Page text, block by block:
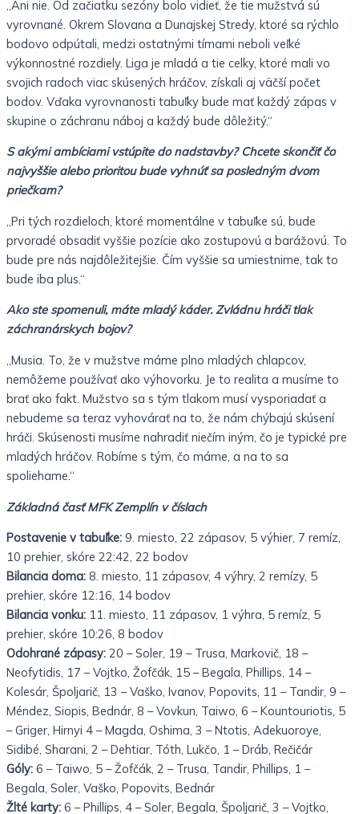
„Ani nie. Od začiatku sezóny bolo vidieť, že tie mužstvá sú
vyrovnané. Okrem Slovana a Dunajskej Stredy, ktoré sa rýchlo
bodovo odpútali, medzi ostatnými tímami neboli veľké
výkonnostné rozdiely. Liga je mladá a tie celky, ktoré mali vo
svojich radoch viac skúsených hráčov, získali aj väčší počet
bodov. Vďaka vyrovnanosti tabuľky bude mať každý zápas v
skupine o záchranu náboj a každý bude dôležitý.“
S akými ambíciami vstúpite do nadstavby? Chcete skončiť čo
najvyššie alebo prioritou bude vyhnúť sa posledným dvom
priečkam?
„Pri tých rozdieloch, ktoré momentálne v tabuľke sú, bude
prvoradé obsadiť vyššie pozície ako zostupovú a barážovú. To
bude pre nás najdôležitejšie. Čím vyššie sa umiestnime, tak to
bude iba plus.“
Ako ste spomenuli, máte mladý káder. Zvládnu hráči tlak
záchranárskych bojov?
„Musia. To, že v mužstve máme plno mladých chlapcov,
nemôžeme používať ako výhovorku. Je to realita a musíme to
brať ako fakt. Mužstvo sa s tým tlakom musí vysporiadať a
nebudeme sa teraz vyhovárať na to, že nám chýbajú skúsení
hráči. Skúsenosti musíme nahradiť niečím iným, čo je typické pre
mladých hráčov. Robíme s tým, čo máme, a na to sa
spoliehame.“
Základná časť MFK Zemplín v číslach
Postavenie v tabuľke: 9. miesto, 22 zápasov, 5 výhier, 7 remíz,
10 prehier, skóre 22:42, 22 bodov
Bilancia doma: 8. miesto, 11 zápasov, 4 výhry, 2 remízy, 5
prehier, skóre 12:16, 14 bodov
Bilancia vonku: 11. miesto, 11 zápasov, 1 výhra, 5 remíz, 5
prehier, skóre 10:26, 8 bodov
Odohrané zápasy: 20 – Soler, 19 – Trusa, Markovič, 18 –
Neofytidis, 17 – Vojtko, Žofčák, 15 – Begala, Phillips, 14 –
Kolesár, Špoljarič, 13 – Vaško, Ivanov, Popovits, 11 – Tandir, 9 –
Méndez, Siopis, Bednár, 8 – Vovkun, Taiwo, 6 – Kountouriotis, 5
– Griger, Hirnyi 4 – Magda, Oshima, 3 – Ntotis, Adekuoroye,
Sidibé, Sharani, 2 – Dehtiar, Tóth, Lukčo, 1 – Dráb, Rečičár
Góly: 6 – Taiwo, 5 – Žofčák, 2 – Trusa, Tandir, Phillips, 1 –
Begala, Soler, Vaško, Popovits, Bednár
Žlté karty: 6 – Phillips, 4 – Soler, Begala, Špoljarič, 3 – Vojtko,